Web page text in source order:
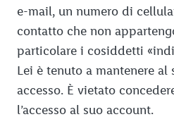
e-mail, un numero di
contatto che non
particolare i cosiddetti
Lei è tenuto a mantenere
accesso. È vietato
l’accesso al suo account.